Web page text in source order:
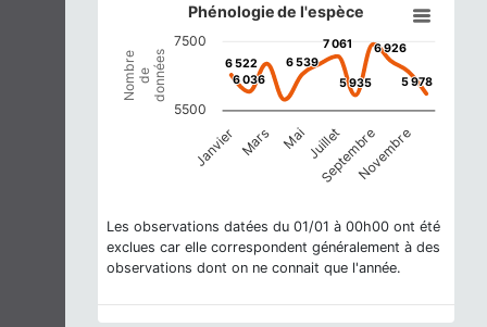
Line chart with 12 data points.
View as data table, Phénologie de l'espèce
The chart has 1 X axis displaying categories.
The chart has 1 Y axis displaying Nombre de données.
Nombre de données
Phénologie de l'espèce
6 522
6 522
6 036
6 036
6 539
6 539
7 061
7 061
5 935
5 935
6 926
6 926
5 978
5 978
Janvier Mars MaiJuillet
SeptembreNovembre
5500
7500
Les observations datées du 01/01 à 00h00 ont été
exclues car elle correspondent généralement à des
observations dont on ne connait que l'année.